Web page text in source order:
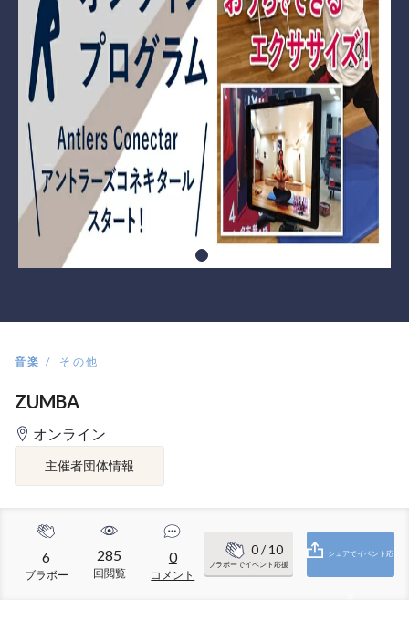
音楽 その他
ZUMBA
オンライン
主催者団体情報
6
ブラボー
285
回閲覧
0
コメント
0/ 10
ブラボーでイベント応援
シェアでイベント応